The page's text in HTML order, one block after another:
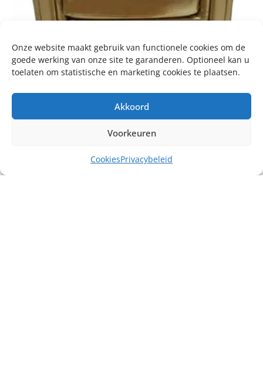
Onze website maakt gebruik van functionele cookies om de
goede werking van onze site te garanderen. Optioneel kan u
toelaten om statistische en marketing cookies te plaatsen.
Akkoord
Voorkeuren
CookiesPrivacybeleid